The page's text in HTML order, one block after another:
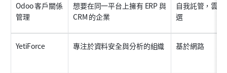
Odoo 客戶關係
管理
想要在同一平台上擁有 ERP 與
CRM 的企業
自我託管，雲端
選
YetiForce 專注於資料安全與分析的組織 基於網路